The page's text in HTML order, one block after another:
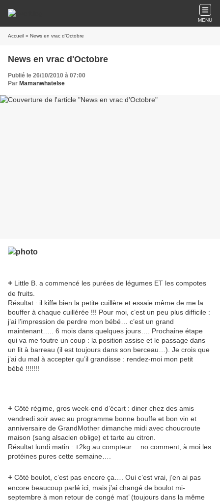
MENU
Accueil » News en vrac d'Octobre
News en vrac d'Octobre
Publié le 26/10/2010 à 07:00
Par Mamanwhatelse
+ Little B. a commencé les purées de légumes ET les compotes
de fruits.
Résultat : il kiffe bien la petite cuillère et essaie même de me la
bouffer à chaque cuillérée !!! Pour moi, c’est un peu plus difficile :
j’ai l’impression de perdre mon bébé… c’est un grand
maintenant….. 6 mois dans quelques jours…. Prochaine étape
qui va me foutre un coup : la position assise et le passage dans
un lit à barreau (il est toujours dans son berceau…). Je crois que
j’ai du mal à accepter qu’il grandisse : rendez-moi mon petit
bébé !!!!!!!
+ Côté régime, gros week-end d’écart : diner chez des amis
vendredi soir avec au programme bonne bouffe et bon vin et
anniversaire de GrandMother dimanche midi avec choucroute
maison (sang alsacien oblige) et tarte au citron.
Résultat lundi matin : +2kg au compteur… no comment, à moi les
protéines pures cette semaine….
+ Côté boulot, c’est pas encore ça…. Oui c’est vrai, j’en ai pas
encore beaucoup parlé ici, mais j’ai changé de boulot mi-
septembre à mon retour de congé mat’ (toujours dans la même